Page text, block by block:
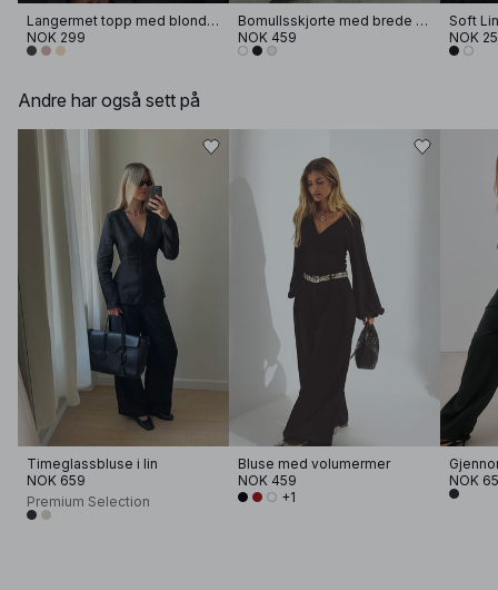
Langermet topp med blonder
NOK 299
Bomullsskjorte med brede ermer
NOK 459
NOK
Andre har også sett på
Timeglassbluse i lin
NOK 659
Premium Selection
Bluse med volumermer
NOK 459
+1
NOK